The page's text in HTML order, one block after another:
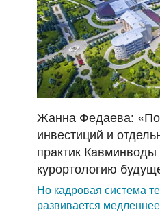
Жанна Федаева:
инвестиций и
практик
курортологию
Но кадровая система
развивается